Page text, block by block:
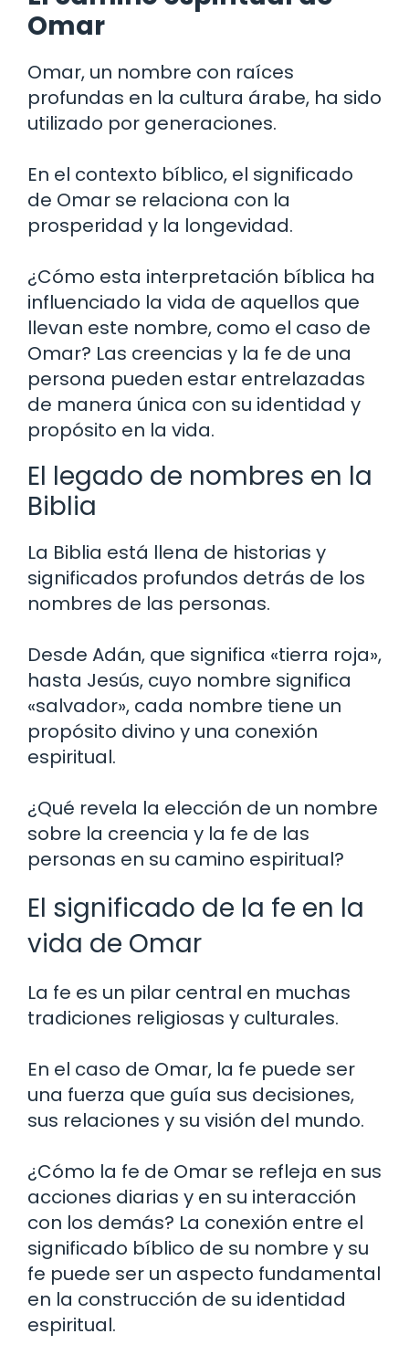
Omar
Omar, un nombre con raíces
profundas en la cultura árabe, ha sido
utilizado por generaciones.
En el contexto bíblico, el significado
de Omar se relaciona con la
prosperidad y la longevidad.
¿Cómo esta interpretación bíblica ha
influenciado la vida de aquellos que
llevan este nombre, como el caso de
Omar? Las creencias y la fe de una
persona pueden estar entrelazadas
de manera única con su identidad y
propósito en la vida.
El legado de nombres en la
Biblia
La Biblia está llena de historias y
significados profundos detrás de los
nombres de las personas.
Desde Adán, que significa «tierra roja»,
hasta Jesús, cuyo nombre significa
«salvador», cada nombre tiene un
propósito divino y una conexión
espiritual.
¿Qué revela la elección de un nombre
sobre la creencia y la fe de las
personas en su camino espiritual?
El significado de la fe en la
vida de Omar
La fe es un pilar central en muchas
tradiciones religiosas y culturales.
En el caso de Omar, la fe puede ser
una fuerza que guía sus decisiones,
sus relaciones y su visión del mundo.
¿Cómo la fe de Omar se refleja en sus
acciones diarias y en su interacción
con los demás? La conexión entre el
significado bíblico de su nombre y su
fe puede ser un aspecto fundamental
en la construcción de su identidad
espiritual.